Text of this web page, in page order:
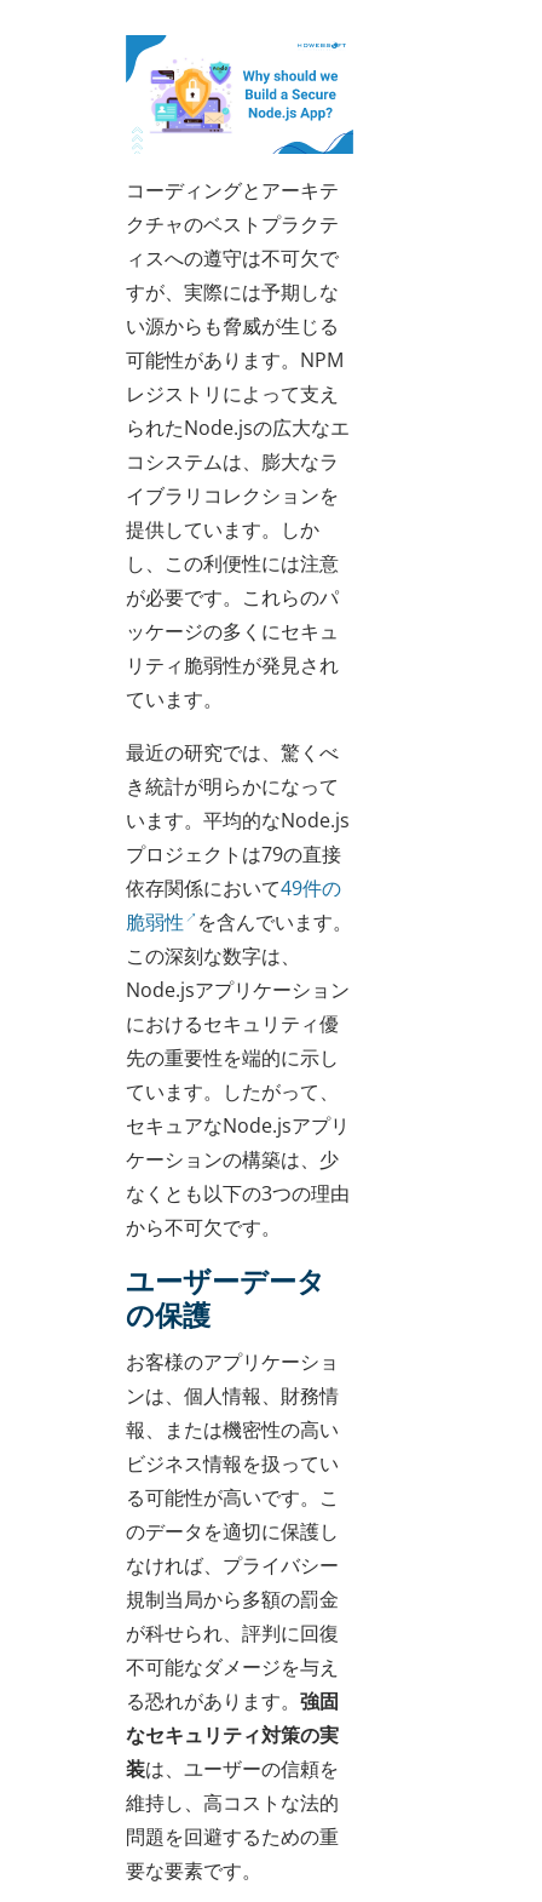
コーディングとアーキテ
クチャのベストプラクテ
ィスへの遵守は不可欠で
すが、実際には予期しな
い源からも脅威が生じる
可能性があります。NPM
レジストリによって支え
られたNode.jsの広大なエ
コシステムは、膨大なラ
イブラリコレクションを
提供しています。しか
し、この利便性には注意
が必要です。これらのパ
ッケージの多くにセキュ
リティ脆弱性が発見され
ています。
最近の研究では、驚くべ
き統計が明らかになって
います。平均的なNode.js
プロジェクトは79の直接
依存関係において49件の
脆弱性
を含んでいます。
この深刻な数字は、
Node.jsアプリケーション
におけるセキュリティ優
先の重要性を端的に示し
ています。したがって、
セキュアなNode.jsアプリ
ケーションの構築は、少
なくとも以下の3つの理由
から不可欠です。
ユーザーデータ
の保護
お客様のアプリケーショ
ンは、個人情報、財務情
報、または機密性の高い
ビジネス情報を扱ってい
る可能性が高いです。こ
のデータを適切に保護し
なければ、プライバシー
規制当局から多額の罰金
が科せられ、評判に回復
不可能なダメージを与え
る恐れがあります。 強固
なセキュリティ対策の実
装は、ユーザーの信頼を
維持し、高コストな法的
問題を回避するための重
要な要素です。